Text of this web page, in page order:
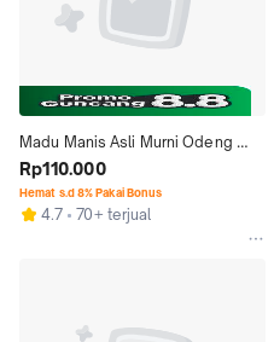
Madu Manis Asli Murni Odeng
Hutan Baduy Nusantara Penyubur
Diet 850 gr
Rp110.000
Hemat s.d 8% Pakai Bonus
4.7 70+ terjual